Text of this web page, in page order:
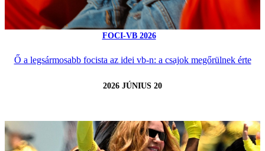
FOCI-VB 2026
Ő a legsármosabb focista az idei vb-n: a csajok megőrülnek érte
2026 JÚNIUS 20